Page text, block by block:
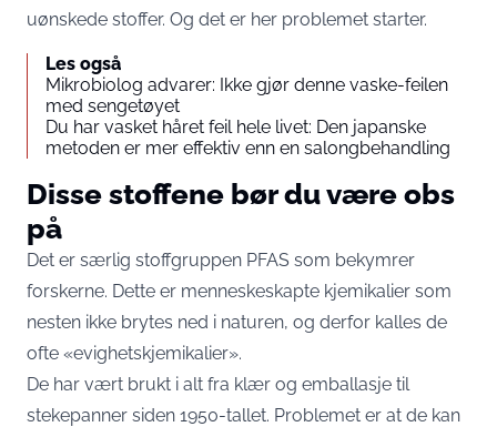
uønskede stoffer. Og det er her problemet starter.
Les også
Mikrobiolog advarer: Ikke gjør denne vaske-feilen
med sengetøyet
Du har vasket håret feil hele livet: Den japanske
metoden er mer effektiv enn en salongbehandling
Disse stoffene bør du være obs
på
Det er særlig stoffgruppen PFAS som bekymrer
forskerne. Dette er menneskeskapte kjemikalier som
nesten ikke brytes ned i naturen, og derfor kalles de
ofte «evighetskjemikalier».
De har vært brukt i alt fra klær og emballasje til
stekepanner siden 1950-tallet. Problemet er at de kan